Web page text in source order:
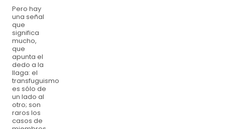
Pero hay
una señal
que
significa
mucho,
que
apunta el
dedo a la
llaga: el
transfuguismo
es sólo de
un lado al
otro; son
raros los
casos de